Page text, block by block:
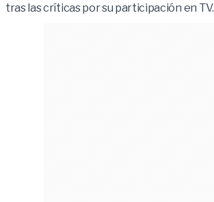
tras las críticas por su participación en TV.